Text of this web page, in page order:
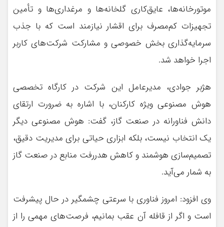
موتورخانه‌ها، عایق‌کاری گلخانه‌ها و مرغداری‌ها و تأمین
تجهیزات کم‌مصرف برای اقشار نیازمند است که با جذب
سرمایه‌گذاری بخش خصوصی و مشارکت شرکت‌های کاربر
اجرا خواهد شد.
هژبر جوادی، مدیرعامل این شرکت در کارگاه تخصصی
هوش مصنوعی ویژه کارکنان، با اشاره به ضرورت ارتقای
دانش فناورانه در صنعت گاز، گفت: هوش مصنوعی دیگر
یک انتخاب نیست، بلکه ابزاری حیاتی برای مدیریت دقیق،
تصمیم‌سازی هوشمند و کاهش هدررفت منابع در صنعت گاز
به شمار می‌آید.
وی افزود: امروز فناوری با سرعتی چشمگیر در حال پیشرفت
است و اگر از قافله آن عقب بمانیم، فرصت‌های مهمی را از